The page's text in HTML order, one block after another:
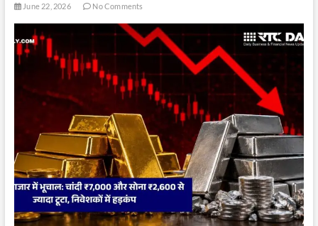
June 22, 2026 No Comments